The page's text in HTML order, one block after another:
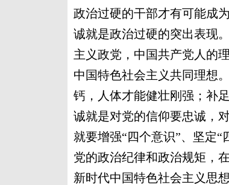
政治过硬的干部才有可能成
诚就是政治过硬的突出表现
主义政党，中国共产党人的
中国特色社会主义共同理想
钙，人体才能健壮刚强；补
诚就是对党的信仰要忠诚，
就要增强“四个意识”、坚定“
党的政治纪律和政治规矩，
新时代中国特色社会主义思